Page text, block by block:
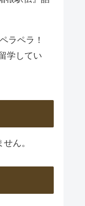
ラペラ！
学してい
ん。